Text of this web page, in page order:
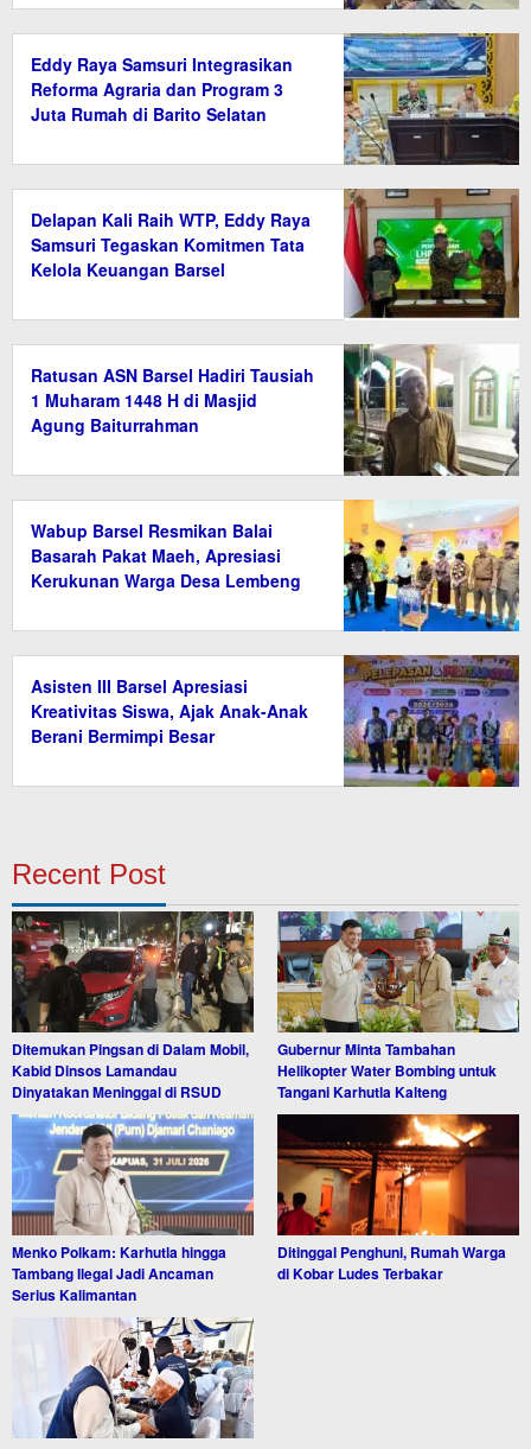
Eddy Raya Samsuri Integrasikan
Reforma Agraria dan Program 3
Juta Rumah di Barito Selatan
Delapan Kali Raih WTP, Eddy Raya
Samsuri Tegaskan Komitmen Tata
Kelola Keuangan Barsel
Ratusan ASN Barsel Hadiri Tausiah
1 Muharam 1448 H di Masjid
Agung Baiturrahman
Wabup Barsel Resmikan Balai
Basarah Pakat Maeh, Apresiasi
Kerukunan Warga Desa Lembeng
Asisten III Barsel Apresiasi
Kreativitas Siswa, Ajak Anak-Anak
Berani Bermimpi Besar
Recent Post
Ditemukan Pingsan di Dalam Mobil,
Kabid Dinsos Lamandau
Dinyatakan Meninggal di RSUD
Gubernur Minta Tambahan
Helikopter Water Bombing untuk
Tangani Karhutla Kalteng
Menko Polkam: Karhutla hingga
Tambang Ilegal Jadi Ancaman
Serius Kalimantan
Ditinggal Penghuni, Rumah Warga
di Kobar Ludes Terbakar